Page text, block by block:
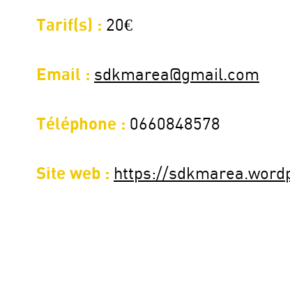
Tarif(s) : 20€
Email : sdkmarea@gmail.com
Téléphone : 0660848578
Site web : https://